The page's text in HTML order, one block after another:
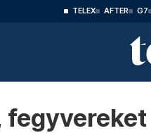
TELEX AFTER G7